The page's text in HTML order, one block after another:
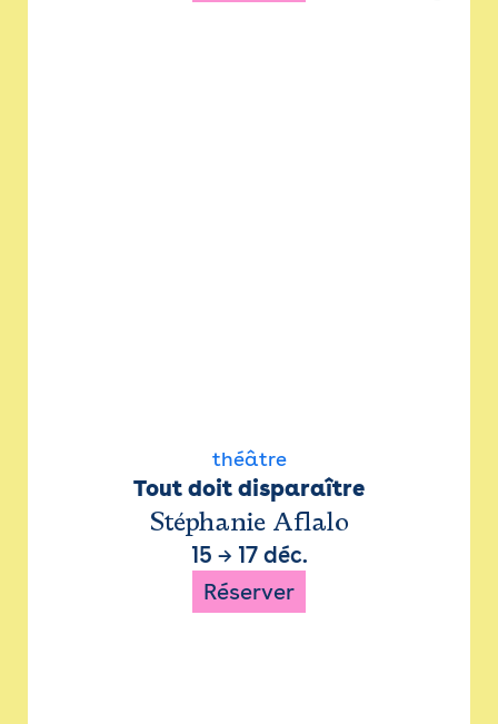
théâtre
Tout doit disparaître
Stéphanie Aflalo
15 → 17 déc.
Réserver